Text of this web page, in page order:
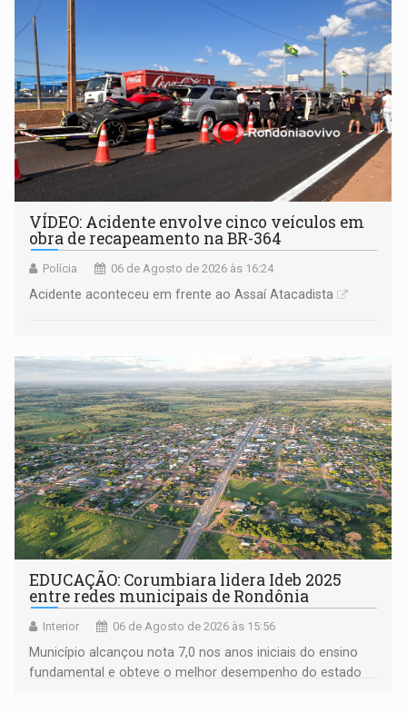
VÍDEO: Acidente envolve cinco veículos em
obra de recapeamento na BR-364
Polícia 06 de Agosto de 2026 às 16:24
Acidente aconteceu em frente ao Assaí Atacadista
EDUCAÇÃO: Corumbiara lidera Ideb 2025
entre redes municipais de Rondônia
Interior 06 de Agosto de 2026 às 15:56
Município alcançou nota 7,0 nos anos iniciais do ensino
fundamental e obteve o melhor desempenho do estado